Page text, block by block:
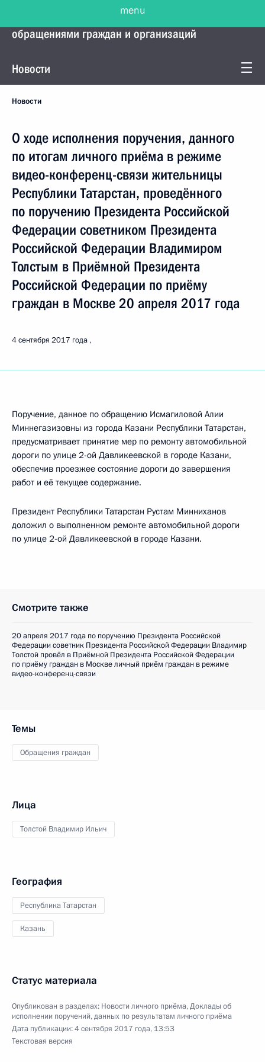
Управление Президента по работе с
обращениями граждан и организаций
Новости
Новости
О ходе исполнения поручения, данного
по итогам личного приёма в режиме
видео-конференц-связи жительницы
Республики Татарстан, проведённого
по поручению Президента Российской
Федерации советником Президента
Российской Федерации Владимиром
Толстым в Приёмной Президента
Российской Федерации по приёму
граждан в Москве 20 апреля 2017 года
4 сентября 2017 года
Поручение, данное по обращению Исмагиловой Алии
Миннегазизовны из города Казани Республики Татарстан,
предусматривает принятие мер по ремонту автомобильной
дороги по улице 2-ой Давликеевской в городе Казани,
обеспечив проезжее состояние дороги до завершения
работ и её текущее содержание.
Президент Республики Татарстан Рустам Минниханов
доложил о выполненном ремонте автомобильной дороги
по улице 2-ой Давликеевской в городе Казани.
Смотрите также
20 апреля 2017 года по поручению Президента Российской
Федерации советник Президента Российской Федерации Владимир
Толстой провёл в Приёмной Президента Российской Федерации
по приёму граждан в Москве личный приём граждан в режиме
видео-конференц-связи
Темы
Обращения граждан
Лица
Толстой Владимир Ильич
География
Республика Татарстан
Казань
Статус материала
Опубликован в разделах: Новости личного приёма,Доклады об
исполнении поручений, данных по результатам личного приёма
Дата публикации:4 сентября 2017 года, 13:53
Текстовая версия